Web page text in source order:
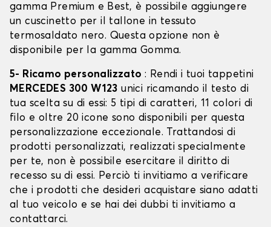
gamma Premium e Best, è possibile aggiungere
un cuscinetto per il tallone in tessuto
termosaldato nero. Questa opzione non è
disponibile per la gamma Gomma.
5- Ricamo personalizzato : Rendi i tuoi tappetini
MERCEDES 300 W123 unici ricamando il testo di
tua scelta su di essi: 5 tipi di caratteri, 11 colori di
filo e oltre 20 icone sono disponibili per questa
personalizzazione eccezionale. Trattandosi di
prodotti personalizzati, realizzati specialmente
per te, non è possibile esercitare il diritto di
recesso su di essi. Perciò ti invitiamo a verificare
che i prodotti che desideri acquistare siano adatti
al tuo veicolo e se hai dei dubbi ti invitiamo a
contattarci.